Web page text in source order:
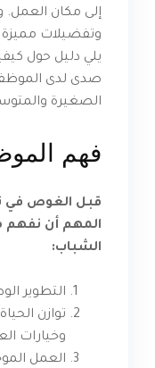
إلى مكان العمل.
وتفضيلات مميزة
يلي دليل حول
صدى لدى
الصغيرة
فهم
قبل الغوص في
المهم أن نفهم
الشباب:
التطوير
توازن
وخيارات
العمل